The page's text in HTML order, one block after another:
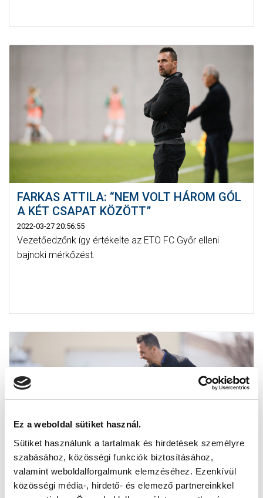
Ez a weboldal sütiket használ.
Sütiket használunk a tartalmak és hirdetések személyre
szabásához, közösségi funkciók biztosításához,
valamint weboldalforgalmunk elemzéséhez. Ezenkívül
közösségi média-, hirdető- és elemező partnereinkkel
FARKAS ATTILA: “NEM VOLT HÁROM GÓL
A KÉT CSAPAT KÖZÖTT”
2022-03-27 20:56:55
Vezetőedzőnk így értékelte az ETO FC Győr elleni
bajnoki mérkőzést.
FARKAS ATTILA: “ÖRÜLÖK A